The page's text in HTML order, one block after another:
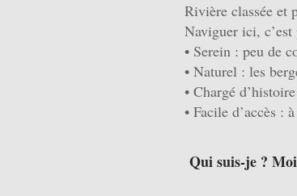
Rivière classée et
Naviguer ici,
• Serein : peu de
• Naturel : les
• Chargé
• Facile d’accès :
Qui suis-je ?